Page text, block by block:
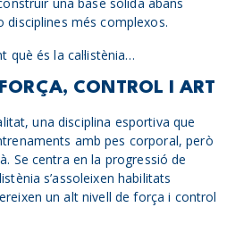
disciplines més complexos.
què és la cal·listènia…
CONTROL I ART
una disciplina esportiva que
amb pes corporal, però
Se centra en la progressió de
s’assoleixen habilitats
un alt nivell de força i control